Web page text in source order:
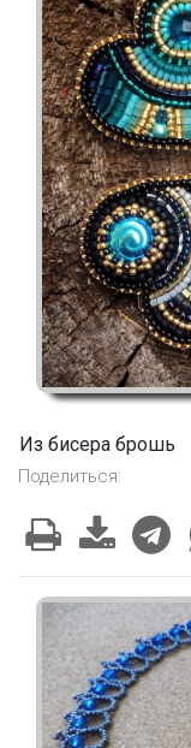
Из бисера брошь
Поделиться: